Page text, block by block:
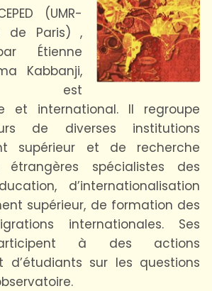
(UMR-
de Paris) ,
Étienne
Kabbanji,
est
et international. Il regroupe
de diverses institutions
supérieur et de recherche
spécialistes des
d’internationalisation
supérieur, de formation des
internationales. Ses
à des actions
d’étudiants sur les questions